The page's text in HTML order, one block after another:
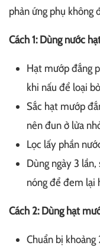
phản ứng phụ không
Cách 1: Dùng nước
Hạt mướp đắng
khi nấu để loại
Sắc hạt mướp
nên đun ở lửa
Lọc lấy phần
Dùng ngày 3
nóng để đem lại
Cách 2: Dùng hạt
Chuẩn bị